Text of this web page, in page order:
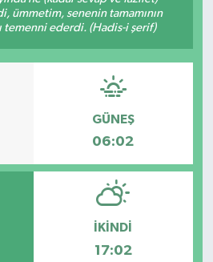
ümmetim, senenin tamamının
temenni ederdi. (Hadis-i şerif)
GÜNEŞ
06:02
İKINDI
17:02